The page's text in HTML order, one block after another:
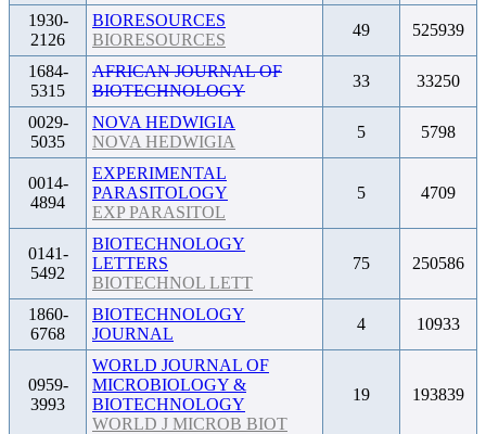
1930-
2126
BIORESOURCES
BIORESOURCES
49 525939
1684-
5315
AFRICAN JOURNAL OF
BIOTECHNOLOGY
33 33250
0029-
5035
NOVA HEDWIGIA
NOVA HEDWIGIA
5 5798
0014-
4894
EXPERIMENTAL
PARASITOLOGY
EXP PARASITOL
5 4709
0141-
5492
BIOTECHNOLOGY
LETTERS
BIOTECHNOL LETT
75 250586
1860-
6768
BIOTECHNOLOGY
JOURNAL
4 10933
0959-
3993
WORLD JOURNAL OF
MICROBIOLOGY &
BIOTECHNOLOGY
WORLD J MICROB BIOT
19 193839